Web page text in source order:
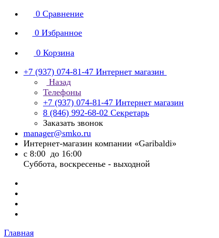
0 Сравнение
0 Избранное
0 Корзина
+7 (937) 074-81-47 Интернет магазин
Назад
Телефоны
+7 (937) 074-81-47 Интернет магазин
8 (846) 992-68-02 Секретарь
Заказать звонок
manager@smko.ru
Интернет-магазин компании «Garibaldi»
с 8:00 до 16:00
Суббота, воскресенье - выходной
Главная